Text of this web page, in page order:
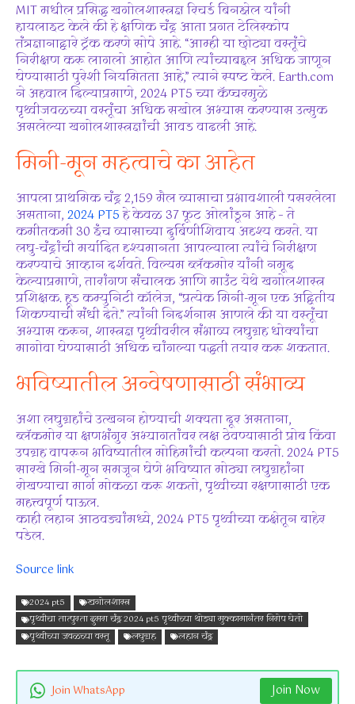
MIT मधील प्रसिद्ध खगोलशास्त्रज्ञ रिचर्ड बिनझेल यांनी
हायलाइट केले की हे क्षणिक चंद्र आता प्रगत टेलिस्कोप
तंत्रज्ञानाद्वारे ट्रॅक करणे सोपे आहे. “आम्ही या छोट्या वस्तूंचे
निरीक्षण करू लागलो आहोत आणि त्यांच्याबद्दल अधिक जाणून
घेण्यासाठी पुरेशी नियमितता आहे,” त्याने स्पष्ट केले. Earth.com
ने अहवाल दिल्याप्रमाणे, 2024 PT5 च्या कॅप्चरमुळे
पृथ्वीजवळच्या वस्तूंचा अधिक सखोल अभ्यास करण्यास उत्सुक
असलेल्या खगोलशास्त्रज्ञांची आवड वाढली आहे.
मिनी-मून महत्वाचे का आहेत
आपला प्राथमिक चंद्र 2,159 मैल व्यासाचा प्रभावशाली पसरलेला
असताना, 2024 PT5हे केवळ 37 फूट ओलांडून आहे – ते
कमीतकमी 30 इंच व्यासाच्या दुर्बिणीशिवाय अदृश्य करते. या
लघु-चंद्रांची मर्यादित दृश्यमानता आपल्याला त्यांचे निरीक्षण
करण्याचे आव्हान दर्शवते. विल्यम ब्लॅकमोर यांनी नमूद
केल्याप्रमाणे, तारांगण संचालक आणि माउंट येथे खगोलशास्त्र
प्रशिक्षक. हूड कम्युनिटी कॉलेज, “प्रत्येक मिनी-मून एक अद्वितीय
शिकण्याची संधी देते.” त्यांनी निदर्शनास आणले की या वस्तूंचा
अभ्यास करून, शास्त्रज्ञ पृथ्वीवरील संभाव्य लघुग्रह धोक्यांचा
मागोवा घेण्यासाठी अधिक चांगल्या पद्धती तयार करू शकतात.
भविष्यातील अन्वेषणासाठी संभाव्य
अशा लघुग्रहांचे उत्खनन होण्याची शक्यता दूर असताना,
ब्लॅकमोर या क्षणभंगुर अभ्यागतांवर लक्ष ठेवण्यासाठी प्रोब किंवा
उपग्रह वापरून भविष्यातील मोहिमांची कल्पना करतो. 2024 PT5
सारखे मिनी-मून समजून घेणे भविष्यात मोठ्या लघुग्रहांना
रोखण्याचा मार्ग मोकळा करू शकतो, पृथ्वीच्या रक्षणासाठी एक
महत्त्वपूर्ण पाऊल.
काही लहान आठवड्यांमध्ये, 2024 PT5 पृथ्वीच्या कक्षेतून बाहेर
पडेल.
Source link
2024 pt5
खगोलशास्त्र
पृथ्वीचा तात्पुरता दुसरा चंद्र 2024 pt5 पृथ्वीच्या थोड्या मुक्कामानंतर निरोप घेतो
पृथ्वीच्या जवळच्या वस्तू
लघुग्रह लहान चंद्र
Join WhatsApp Join Now